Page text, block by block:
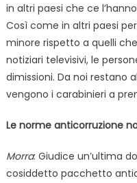
in altri paesi che ce
Così come in altri paesi
minore rispetto a quelli
notiziari televisivi, le
dimissioni. Da noi restano
vengono i carabinieri a
Le norme anticorruzione
Morra: Giudice un’ultima
cosiddetto pacchetto